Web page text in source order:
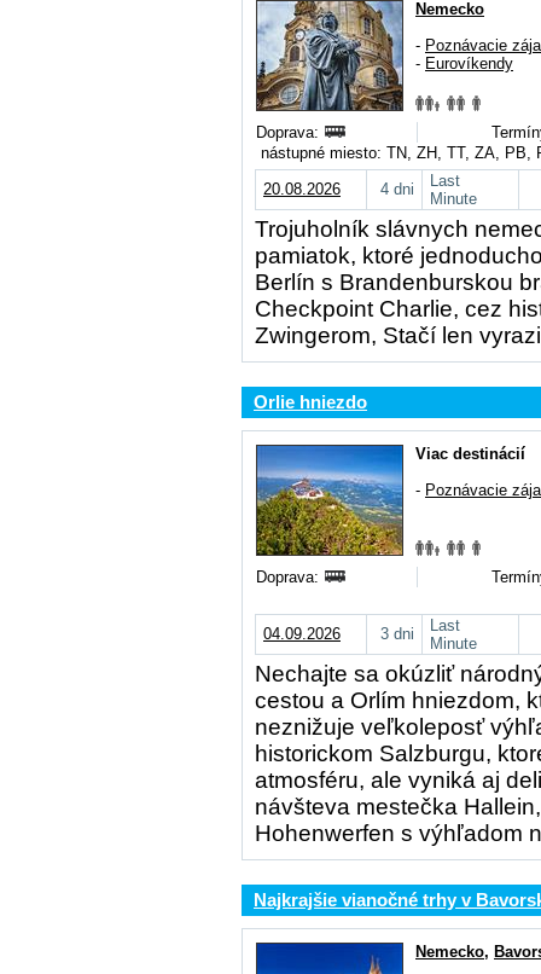
Nemecko
- Poznávacie
- Eurovíkendy
Doprava:
nástupné miesto: TN, ZH, TT, ZA,
20.08.2026
4 dni
Last
Minute
Trojuholník slávnych
pamiatok, ktoré
Berlín s Brandenburskou
Checkpoint Charlie, cez
Zwingerom, Stačí len
Orlie hniezdo
Viac destinácií
- Poznávacie
Doprava:
04.09.2026 3 dni
Last
Minute
Nechajte sa okúzliť
cestou a Orlím hniezdom,
neznižuje veľkoleposť
historickom Salzburgu,
atmosféru, ale vyniká aj
návšteva mestečka
Hohenwerfen s výhľadom
Najkrajšie vianočné trhy v
Nemecko,